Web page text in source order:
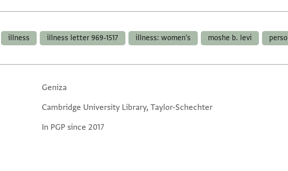
illness illness letter 969-1517 illness: women's moshe b. levi
Geniza
Cambridge University Library, Taylor-Schechter
In PGP since 2017